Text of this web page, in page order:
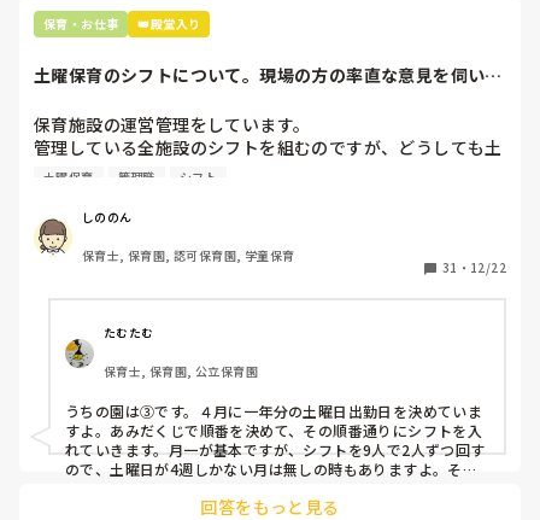
辞めることは逃げ、と、過去辞めた人も何年も言われ続けて
います
保育・お仕事 👑殿堂入り
土曜保育のシフトについて。現場の方の率直な意見を伺いた
保育施設の運営管理をしています。
管理している全施設のシフトを組むのですが、どうしても土
曜保育だけは入れる方が少なく、いつも苦労しています。
て入職しているはずですが、いざ勤務が始まると一日も土曜
出勤が出来ない方ばかりです。
①土曜日の希望休は2日まで、と制限をかける
②毎月、必ず土曜保育に入ることのできる日を1日だけピッ
クアップしてもらう
③仮シフトが出た時、土曜出勤が難しければ自身で代わりの
人を交渉して見つけてもらう
上記のいずれかの対策を取り入れることを考えています。
土曜保育 管理職 シフト
しののん
保育士, 保育園, 認可保育園, 学童保育
31 ・ 12/22
たむたむ
保育士, 保育園, 公立保育園
うちの園は③です。４月に一年分の土曜日出勤日を決めていま
すよ。あみだくじで順番を決めて、その順番通りにシフトを入
れていきます。月一が基本ですが、シフトを9人で2人ずつ回す
ので、土曜日が4週しかない月は無しの時もありますよ。その
て貰い、主任に報告してます。
回答をもっと見る